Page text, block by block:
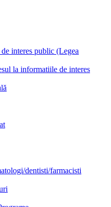
interes public (Legea
la informatiile de interes
dentisti/farmacisti